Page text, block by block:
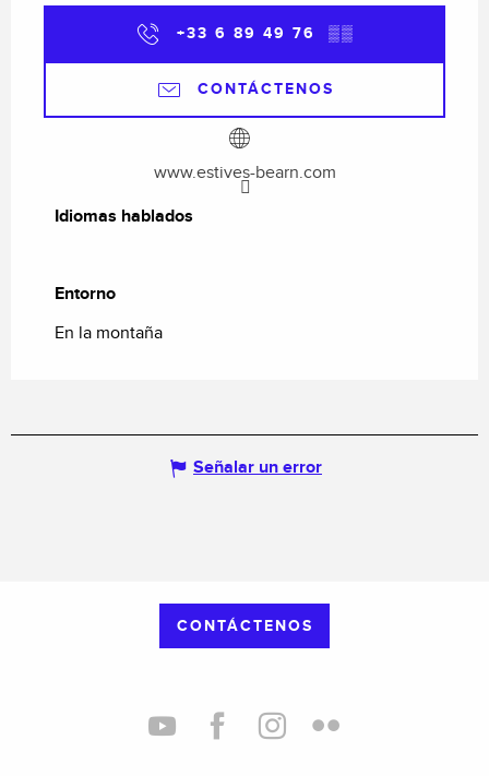
+33 6 89 49 76 ▒▒
CONTÁCTENOS
www.estives-bearn.com
Idiomas hablados
Idiomas hablados
Entorno
Entorno
En la montaña
Señalar un error
CONTÁCTENOS